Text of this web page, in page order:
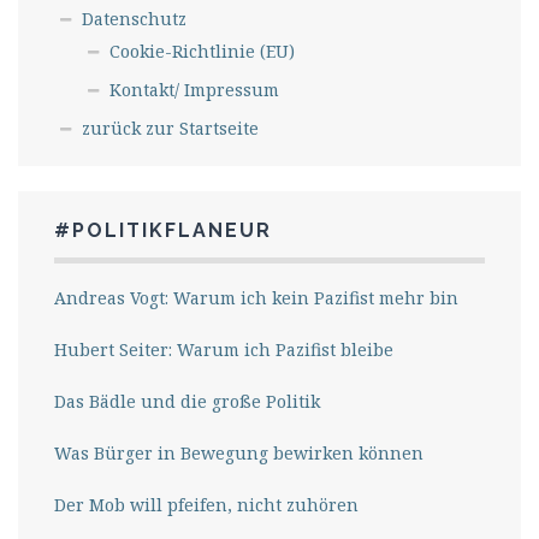
Datenschutz
Cookie-Richtlinie (EU)
Kontakt/ Impressum
zurück zur Startseite
#POLITIKFLANEUR
Andreas Vogt: Warum ich kein Pazifist mehr bin
Hubert Seiter: Warum ich Pazifist bleibe
Das Bädle und die große Politik
Was Bürger in Bewegung bewirken können
Der Mob will pfeifen, nicht zuhören